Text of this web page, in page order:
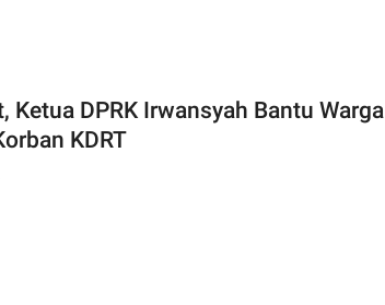
Ketua DPRK Irwansyah Bantu Warga
KDRT